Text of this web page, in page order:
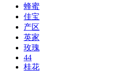
蜂蜜
佳宝
产区
英家
玫瑰
44
桂花